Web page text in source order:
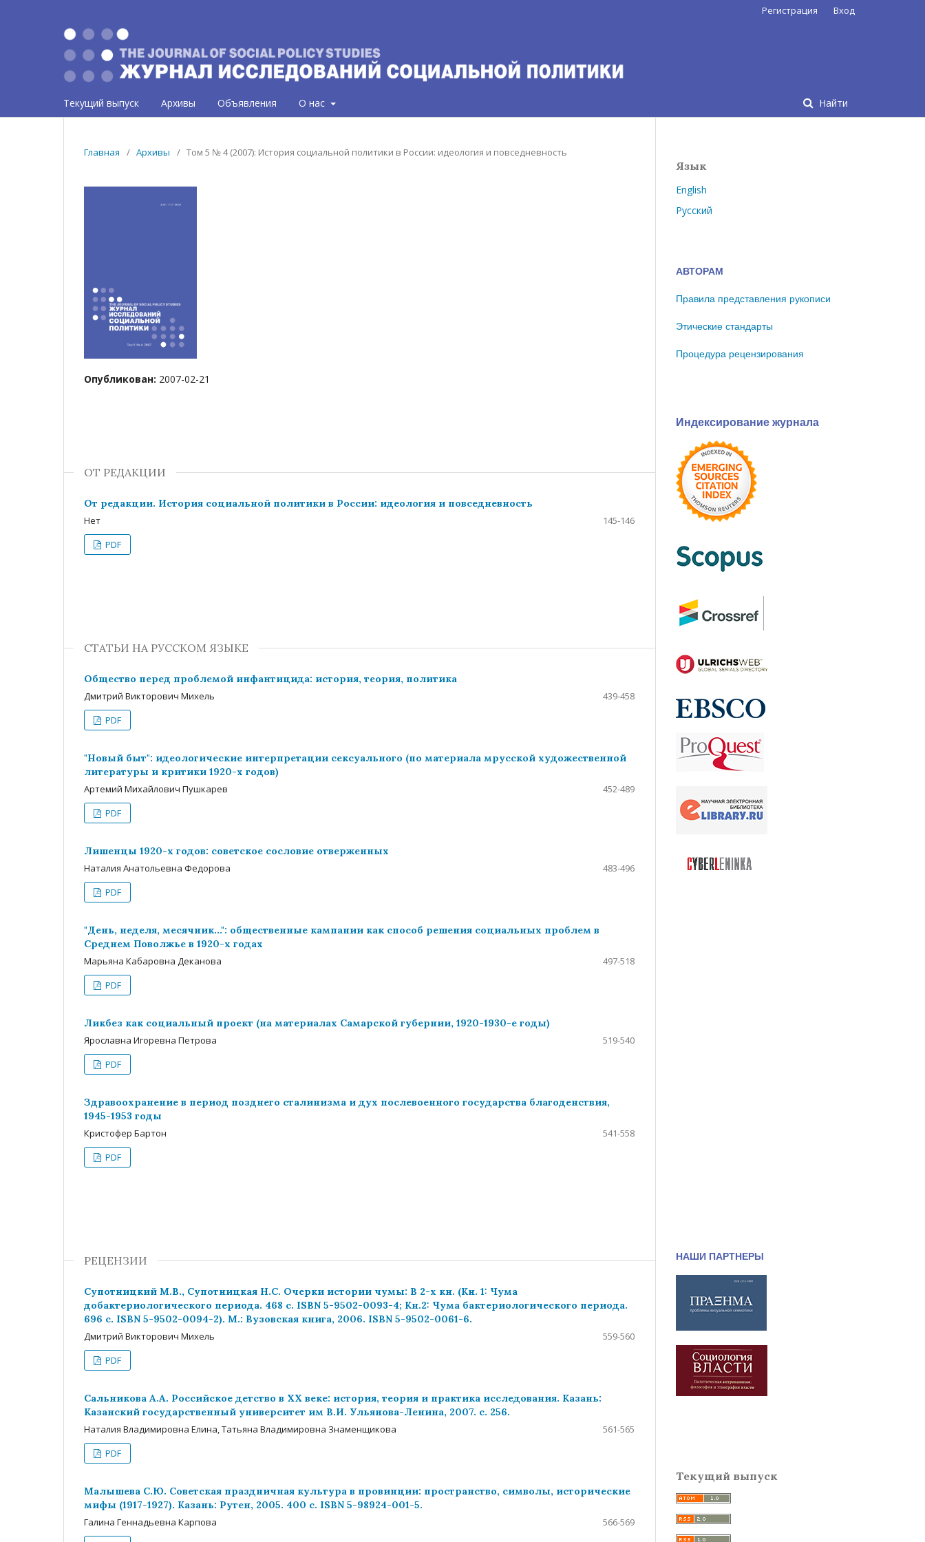
Текущий выпуск Архивы Объявления О нас Найти
Регистрация Вход
Главная / Архивы / Том 5 № 4 (2007): История социальной политики в России: идеология и повседневность
Опубликован: 2007-02-21
ОТ РЕДАКЦИИ
От редакции. История социальной политики в России: идеология и повседневность
Нет
145-146
PDF
СТАТЬИ НА РУССКОМ ЯЗЫКЕ
Общество перед проблемой инфантицида: история, теория, политика
Дмитрий Викторович Михель
439-458
PDF
"Новый быт": идеологические интерпретации сексуального (по материала мрусской художественной
литературы и критики 1920-х годов)
Артемий Михайлович Пушкарев
452-489
PDF
Лишенцы 1920-х годов: советское сословие отверженных
Наталия Анатольевна Федорова
483-496
PDF
"День, неделя, месячник...": общественные кампании как способ решения социальных проблем в
Среднем Поволжье в 1920-х годах
Марьяна Кабаровна Деканова
497-518
PDF
Ликбез как социальный проект (на материалах Самарской губернии, 1920-1930-е годы)
Ярославна Игоревна Петрова
519-540
PDF
Здравоохранение в период позднего сталинизма и дух послевоенного государства благоденствия,
1945-1953 годы
Кристофер Бартон
541-558
PDF
РЕЦЕНЗИИ
Супотницкий М.В., Супотницкая Н.С. Очерки истории чумы: В 2-х кн. (Кн. 1: Чума
добактериологического периода. 468 с. ISBN 5-9502-0093-4; Кн.2: Чума бактериологического периода.
696 с. ISBN 5-9502-0094-2). М.: Вузовская книга, 2006. ISBN 5-9502-0061-6.
Дмитрий Викторович Михель
559-560
PDF
Сальникова А.А. Российское детство в XX веке: история, теория и практика исследования. Казань:
Казанский государственный университет им В.И. Ульянова-Ленина, 2007. с. 256.
Наталия Владимировна Елина, Татьяна Владимировна Знаменщикова
561-565
PDF
Малышева С.Ю. Советская праздничная культура в провинции: пространство, символы, исторические
мифы (1917-1927). Казань: Рутен, 2005. 400 с. ISBN 5-98924-001-5.
Галина Геннадьевна Карпова
566-569
Язык
English
Русский
АВТОРАМ
Правила представления рукописи
Этические стандарты
Процедура рецензирования
Индексирование журнала
НАШИ ПАРТНЕРЫ
Текущий выпуск